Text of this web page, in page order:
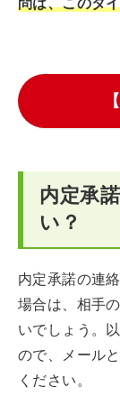
内定承
い？
内定承諾の連
場合は、相手
いでしょう。
ので、メール
ください。